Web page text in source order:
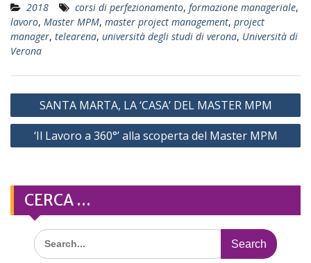
2018 corsi di perfezionamento, formazione manageriale,
lavoro, Master MPM, master project management, project
manager, telearena, università degli studi di verona, Università di
Verona
NAVIGAZIONE
ARTICOLI
SANTA MARTA, LA ‘CASA’ DEL MASTER MPM
‘Il Lavoro a 360°’ alla scoperta del Master MPM
CERCA …
Search
for: